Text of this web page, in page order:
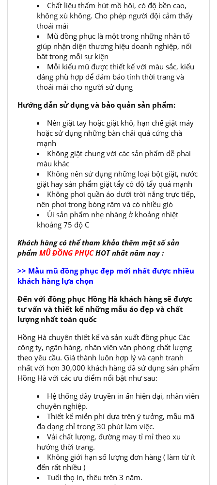
Chất liệu thấm hút mồ hôi, có độ bền cao,
không xù không. Cho phép người đội cảm thấy
thoải mái
Mũ đồng phục là một trong những nhân tố
giúp nhận diện thương hiệu doanh nghiệp, nổi
bât trong mỗi sự kiện
Mỗi kiểu mũ được thiết kế với màu sắc, kiểu
dáng phù hợp để đảm bảo tính thời trang và
thoải mái cho người sử dụng
Hướng dẫn sử dụng và bảo quản sản phẩm:
Nên giặt tay hoặc giặt khô, hạn chế giặt máy
hoặc sử dụng những bàn chải quá cứng chà
mạnh
Không giặt chung với các sản phẩm dễ phai
màu khác
Không nên sử dụng những loại bột giặt, nước
giặt hay sản phẩm giặt tẩy có độ tẩy quá mạnh
Không phơi quần áo dưới trời nắng trực tiếp,
nên phơi trong bóng râm và có nhiều gió
Ủi sản phẩm nhẹ nhàng ở khoảng nhiệt
khoảng 75 độ C
Khách hàng có thể tham khảo thêm một số sản
phẩm MŨ ĐỒNG PHỤCHOT nhất năm nay :
>> Mẫu mũ đồng phục đẹp mới nhất được nhiều
khách hàng lựa chọn
Đến với đồng phục Hồng Hà khách hàng sẽ được
tư vấn và thiết kế những mẫu áo đẹp và chất
lượng nhất toàn quốc
Hồng Hà chuyên thiết kế và sản xuất đồng phục Các
công ty, ngân hàng, nhân viên văn phòng chất lượng
theo yêu cầu. Giá thành luôn hợp lý và cạnh tranh
nhất với hơn 30,000 khách hàng đã sử dụng sản phẩm
Hồng Hà với các ưu điểm nổi bật như sau:
Hệ thống dây truyền in ấn hiện đại, nhân viên
chuyên nghiệp.
Thiết kế miễn phí dựa trên ý tưởng, mẫu mã
đa dạng chỉ trong 30 phút làm việc.
Vải chất lượng, đường may tỉ mỉ theo xu
hướng thời trang.
Không giới hạn số lượng đơn hàng ( làm từ ít
đến rất nhiều )
Tuổi thọ in, thêu trên 3 năm.